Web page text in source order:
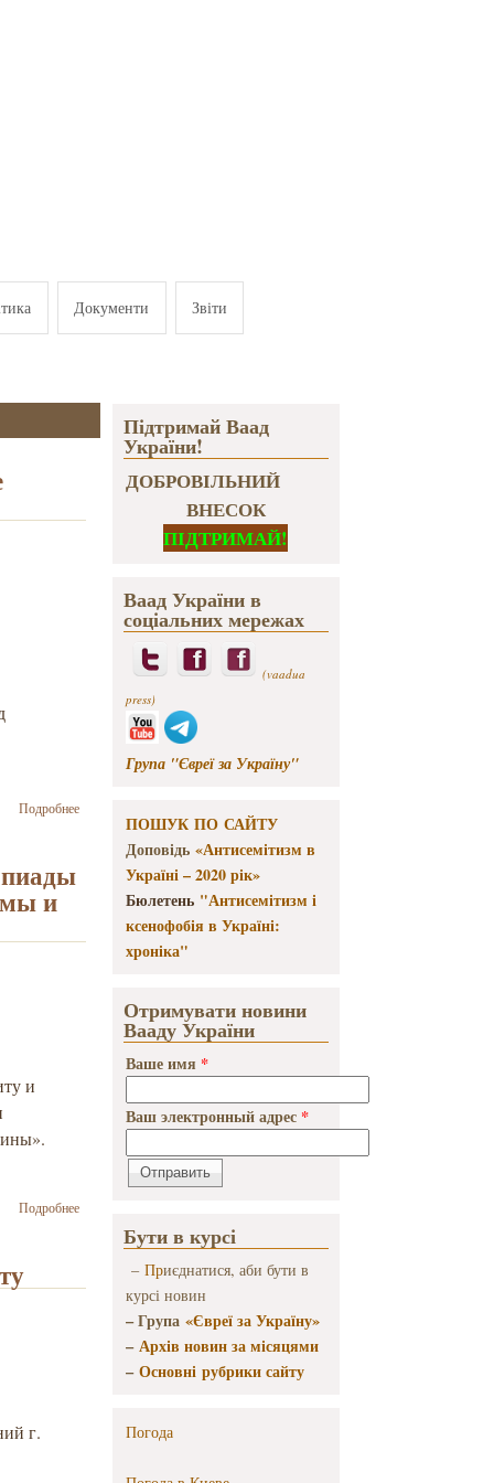
Документи Звіти
Подробнеео
Израильский
культурный
проводит в
олимпиаду
по ивриту
и
и
Подробнеео
Всеукраинской
олимпиады по
ивриту и
г.
Підтримай Ваад
України!
ДОБРОВІЛЬНИЙ
ВНЕСОК
ПІДТРИМАЙ!
Ваад України в
соціальних мережах
(vaadua
press)
Група "Євреї за Україну"
ПОШУК ПО САЙТУ
Доповідь «Антисемітизм в
Україні – 2020 рік»
Бюлетень "Антисемітизм і
ксенофобія в Україні:
хроніка"
Отримувати новини
Вааду України
Ваше имя *
Ваш электронный адрес *
Бути в курсі
– Приєднатися, аби бути в
курсі новин
– Група «Євреї за Україну»
–Архів новин за місяцями
–Основні рубрики сайту
Погода